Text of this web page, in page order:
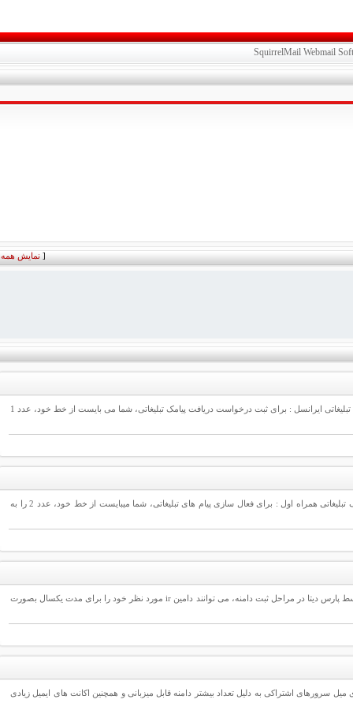
SquirrelMail Webmail
[ نمایش همه
جهت آگاهی از نحوه فعال سازی و غیر فعال سازی پیامک تبلیغاتی سایر اپراتورها اینجا کلیک نمائید. نحوه فعال سازی پیامک تبلیغاتی ایرانسل : برای ثبت درخواست دریافت پیامک تبلیغاتی، شما می بایست از خط خود، عدد 1
جهت آگاهی از نحوه فعال سازی و غیرفعال سازی پیامک تبلیغاتی سایر اپراتورها اینجا کلیک نمائید. نحوه فعال سازی پیامک تبلیغاتی همراه اول : برای فعال سازی پیام های تبلیغاتی، شما میبایست از خط خود، عدد 2 را به
ثبت دامنه رایگان پارس دیتا ویژه دامنه های ir. می باشد. در این سرویس، کاربران با وارد نمودن کد تخفیف اعلام شده توسط پارس دیتا در مراحل ثبت دامنه، می توانند دامین ir مورد نظر خود را برای مدت یکسال بصورت
سرورهای اشتراکی به دلیل تعداد بیشتر دامنه قابل میزبانی و همچنین اکانت های ایمیل زیادی